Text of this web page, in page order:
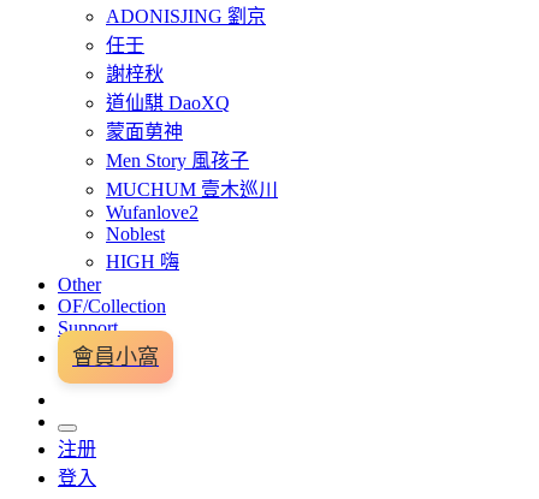
ADONISJING 劉京
任壬
謝梓秋
道仙騏 DaoXQ
蒙面莮神
Men Story 風孩子
MUCHUM 壹木巡川
Wufanlove2
Noblest
HIGH 嗨
Other
OF/Collection
Support
會員小窩
注册
登入